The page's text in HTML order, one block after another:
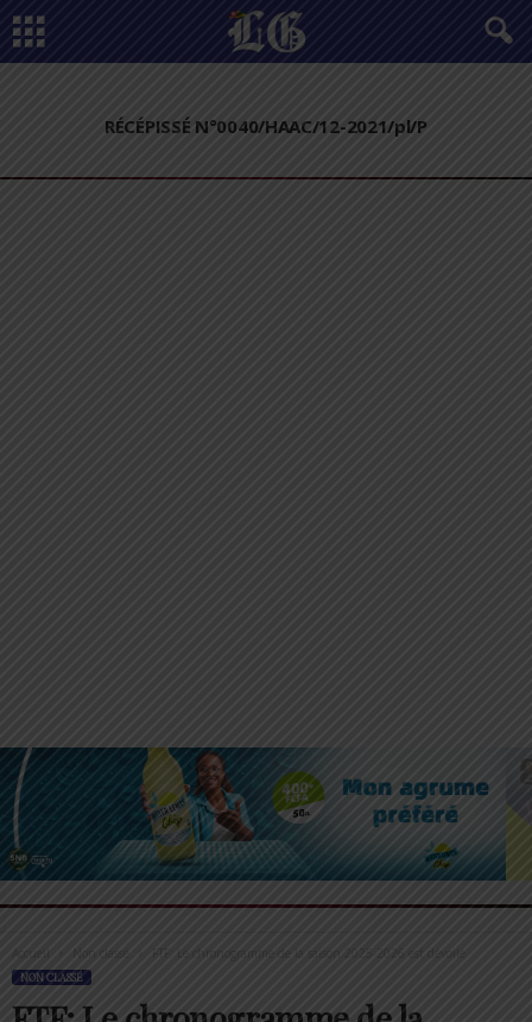
RÉCÉPISSÉ N°0040/HAAC/12-2021/pl/P
Accueil FTF: Le chronogramme de la saison 2025-2026 est dévoilé
NON CLASSÉ